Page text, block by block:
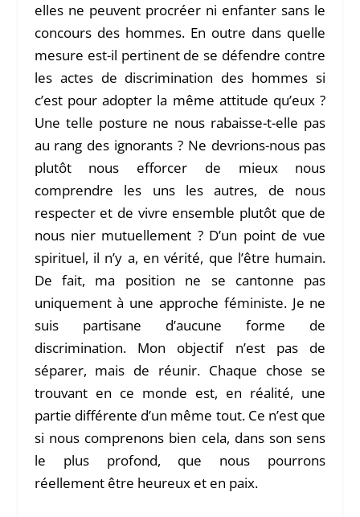
elles ne peuvent procréer ni enfanter sans le
concours des hommes. En outre dans quelle
mesure est-il pertinent de se défendre contre
les actes de discrimination des hommes si
c’est pour adopter la même attitude qu’eux ?
Une telle posture ne nous rabaisse-t-elle pas
au rang des ignorants ? Ne devrions-nous pas
plutôt nous efforcer de mieux nous
comprendre les uns les autres, de nous
respecter et de vivre ensemble plutôt que de
nous nier mutuellement ? D’un point de vue
spirituel, il n’y a, en vérité, que l’être humain.
De fait, ma position ne se cantonne pas
uniquement à une approche féministe. Je ne
suis partisane d’aucune forme de
discrimination. Mon objectif n’est pas de
séparer, mais de réunir. Chaque chose se
trouvant en ce monde est, en réalité, une
partie différente d’un même tout. Ce n’est que
si nous comprenons bien cela, dans son sens
le plus profond, que nous pourrons
réellement être heureux et en paix.